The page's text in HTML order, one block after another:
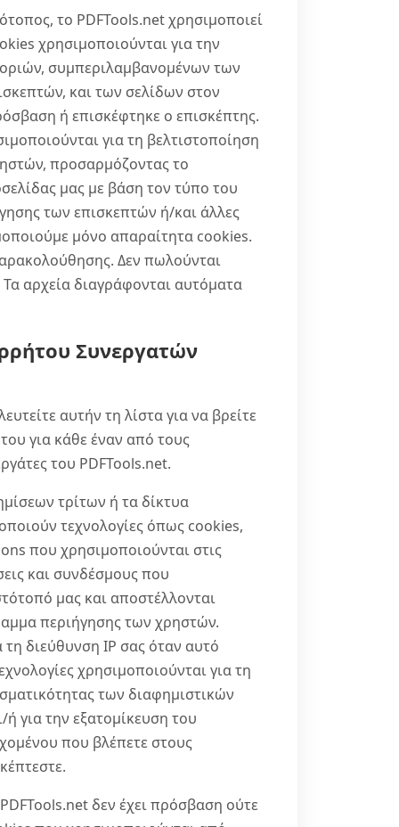
το PDFTools.net χρησιμοποιεί
χρησιμοποιούνται για την
συμπεριλαμβανομένων των
και των σελίδων στον
ή επισκέφτηκε ο επισκέπτης.
για τη βελτιστοποίηση
προσαρμόζοντας το
μας με βάση τον τύπο του
των επισκεπτών ή/και άλλες
μόνο απαραίτητα cookies.
Δεν πωλούνται
αρχεία διαγράφονται αυτόματα
Συνεργατών
αυτήν τη λίστα για να βρείτε
για κάθε έναν από τους
του PDFTools.net.
τρίτων ή τα δίκτυα
τεχνολογίες όπως cookies,
που χρησιμοποιούνται στις
και συνδέσμους που
μας και αποστέλλονται
περιήγησης των χρηστών.
διεύθυνση IP σας όταν αυτό
χρησιμοποιούνται για τη
των διαφημιστικών
για την εξατομίκευση του
που βλέπετε στους
δεν έχει πρόσβαση ούτε